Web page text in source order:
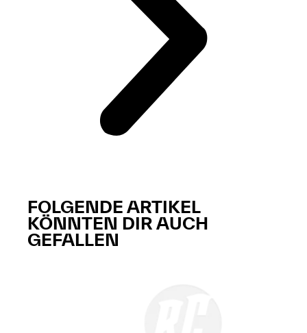
FOLGENDE ARTIKEL
KÖNNTEN DIR AUCH
GEFALLEN​​